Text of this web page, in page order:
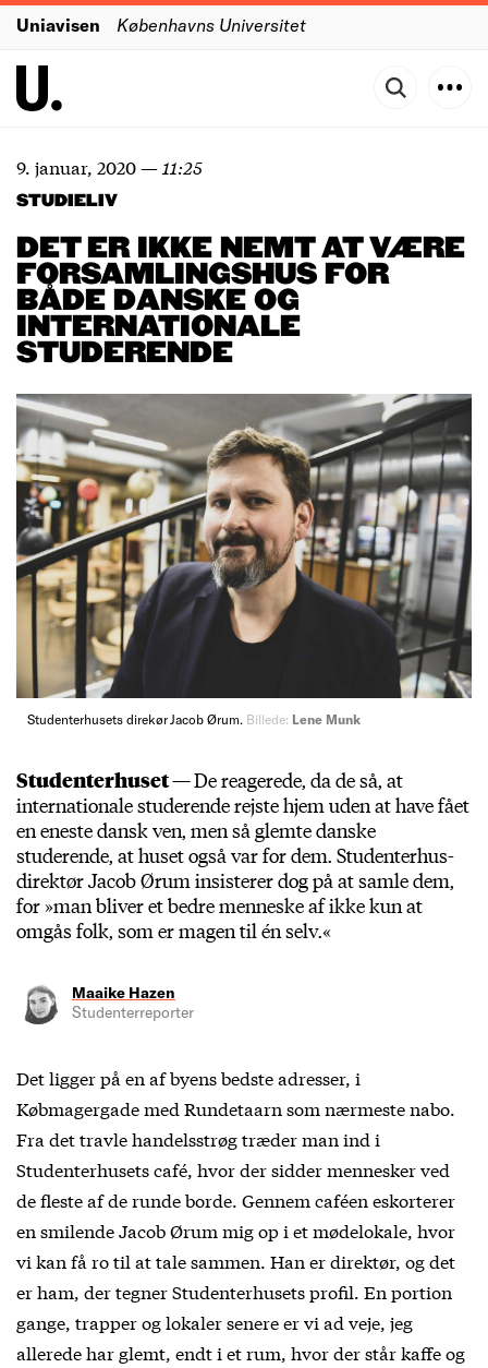
Uniavisen Københavns Universitet
9. januar, 2020— 11:25
STUDIELIV
DET ER IKKE NEMT ATVÆRE
FORSAMLINGSHUS FOR
BÅDE DANSKE OG
INTERNATIONALE
STUDERENDE
Studenterhusets direkør Jacob Ørum. Billede: Lene Munk
Studenterhuset —De reagerede, da de så, at
internationale studerende rejste hjem uden at have fået
en eneste dansk ven, men så glemte danske
studerende, at huset også var for dem. Studenterhus-
direktør Jacob Ørum insisterer dog på at samle dem,
for »man bliver et bedre menneske af ikke kun at
omgås folk, som er magen til én selv.«
Maaike Hazen
Studenterreporter
Det ligger på en af byens bedste adresser, i
Købmagergade med Rundetaarn som nærmeste nabo.
Fra det travle handelsstrøg træder man ind i
Studenterhusets café, hvor der sidder mennesker ved
de fleste af de runde borde. Gennem caféen eskorterer
en smilende Jacob Ørum mig op i et mødelokale, hvor
vi kan få ro til at tale sammen. Han er direktør, og det
er ham, der tegner Studenterhusets profil. En portion
gange, trapper og lokaler senere er vi ad veje, jeg
allerede har glemt, endt i et rum, hvor der står kaffe og